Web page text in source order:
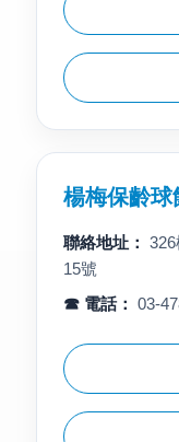
楊梅保齡球
聯絡地址：
15號
☎ 電話： 03-